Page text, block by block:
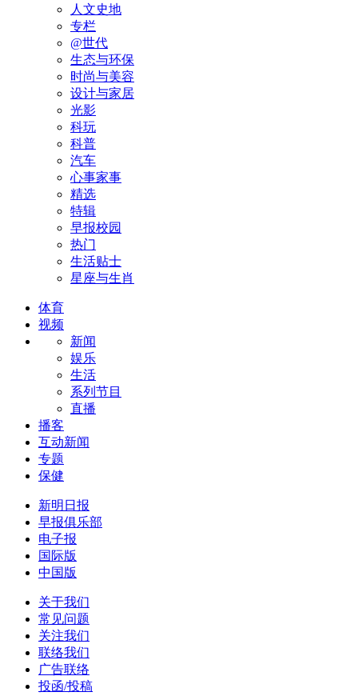
人文史地
专栏
@世代
生态与环保
时尚与美容
设计与家居
光影
科玩
科普
汽车
心事家事
精选
特辑
早报校园
热门
生活贴士
星座与生肖
体育
视频
新闻
娱乐
生活
系列节目
直播
播客
互动新闻
专题
保健
新明日报
早报俱乐部
电子报
国际版
中国版
关于我们
常见问题
关注我们
联络我们
广告联络
投函/投稿